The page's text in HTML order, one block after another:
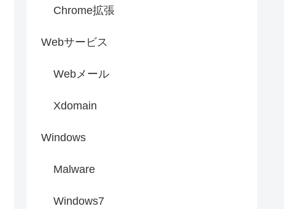
Chrome拡張
Webサービス
Webメール
Xdomain
Windows
Malware
Windows7